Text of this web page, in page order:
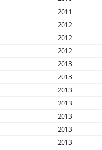
2011
2012
2012
2012
2013
2013
2013
2013
2013
2013
2013